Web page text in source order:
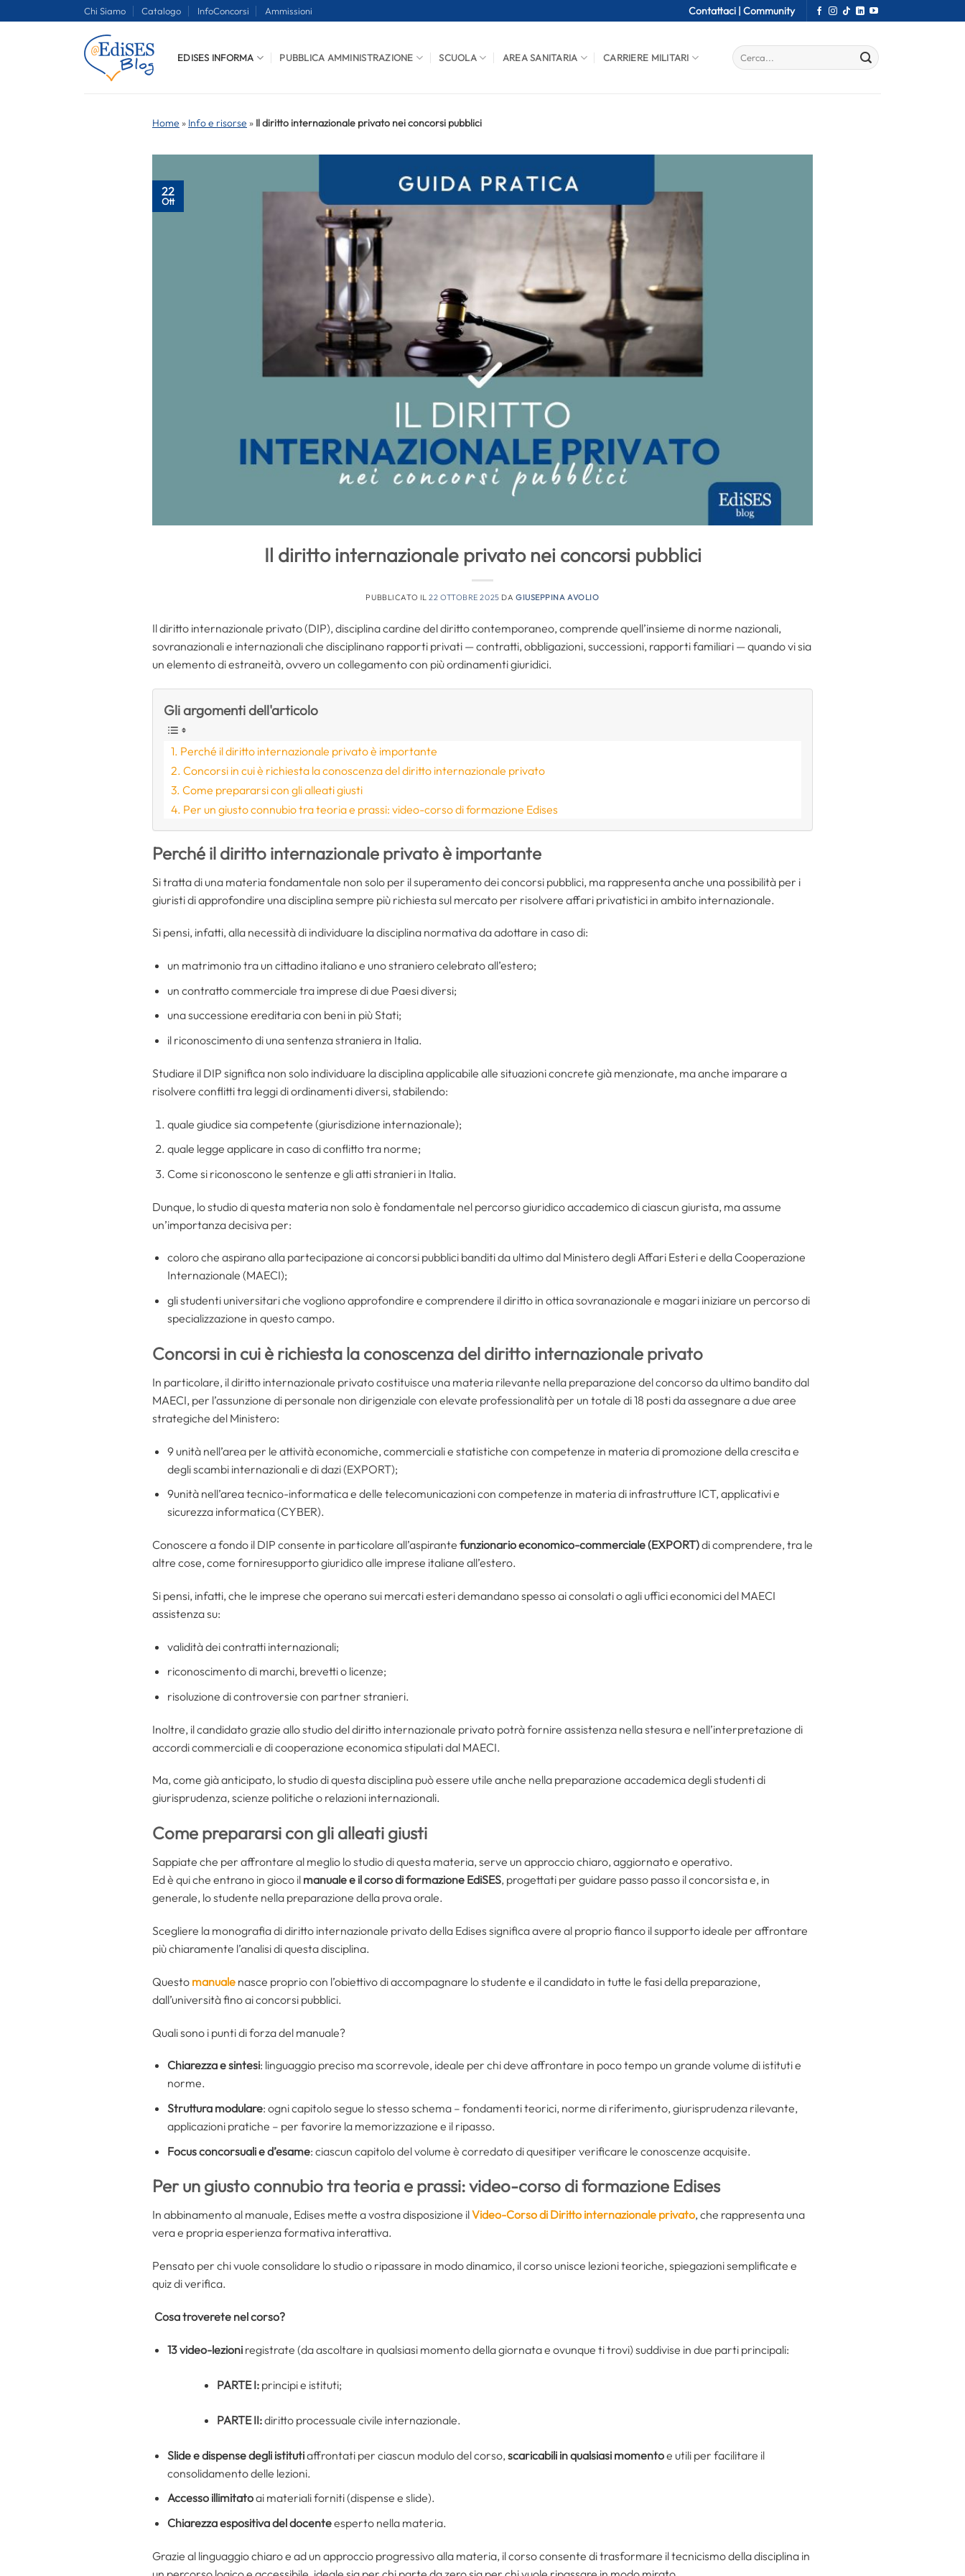
Chi Siamo Catalogo InfoConcorsi Ammissioni Contattaci | Community
EDISES INFORMA PUBBLICA AMMINISTRAZIONE SCUOLA AREA SANITARIA CARRIERE MILITARI
Home » Info e risorse » Il diritto internazionale privato nei concorsi pubblici
22
Ott
Il diritto internazionale privato nei concorsi pubblici
PUBBLICATO IL22 OTTOBRE 2025 DA GIUSEPPINA AVOLIO
Il diritto internazionale privato (DIP), disciplina cardine del diritto contemporaneo, comprende quell’insieme di norme nazionali,
sovranazionali e internazionali che disciplinano rapporti privati — contratti, obbligazioni, successioni, rapporti familiari — quando vi sia
un elemento di estraneità, ovvero un collegamento con più ordinamenti giuridici.
Gli argomenti dell'articolo
Perché il diritto internazionale privato è importante
Concorsi in cui è richiesta la conoscenza del diritto internazionale privato
Come prepararsi con gli alleati giusti
Per un giusto connubio tra teoria e prassi: video-corso di formazione Edises
Perché il diritto internazionale privato è importante
Si tratta di una materia fondamentale non solo per il superamento dei concorsi pubblici, ma rappresenta anche una possibilità per i
giuristi di approfondire una disciplina sempre più richiesta sul mercato per risolvere affari privatistici in ambito internazionale.
Si pensi, infatti, alla necessità di individuare la disciplina normativa da adottare in caso di:
un matrimonio tra un cittadino italiano e uno straniero celebrato all’estero;
un contratto commerciale tra imprese di due Paesi diversi;
una successione ereditaria con beni in più Stati;
il riconoscimento di una sentenza straniera in Italia.
Studiare il DIP significa non solo individuare la disciplina applicabile alle situazioni concrete già menzionate, ma anche imparare a
risolvere conflitti tra leggi di ordinamenti diversi, stabilendo:
quale giudice sia competente (giurisdizione internazionale);
quale legge applicare in caso di conflitto tra norme;
Come si riconoscono le sentenze e gli atti stranieri in Italia.
Dunque, lo studio di questa materia non solo è fondamentale nel percorso giuridico accademico di ciascun giurista, ma assume
un’importanza decisiva per:
coloro che aspirano alla partecipazione ai concorsi pubblici banditi da ultimo dal Ministero degli Affari Esteri e della Cooperazione
Internazionale (MAECI);
gli studenti universitari che vogliono approfondire e comprendere il diritto in ottica sovranazionale e magari iniziare un percorso di
specializzazione in questo campo.
Concorsi in cui è richiesta la conoscenza del diritto internazionale privato
In particolare, il diritto internazionale privato costituisce una materia rilevante nella preparazione del concorso da ultimo bandito dal
MAECI, per l’assunzione di personale non dirigenziale con elevate professionalità per un totale di 18 posti da assegnare a due aree
strategiche del Ministero:
9 unità nell’area per le attività economiche, commerciali e statistiche con competenze in materia di promozione della crescita e
degli scambi internazionali e di dazi (EXPORT);
9unità nell’area tecnico-informatica e delle telecomunicazioni con competenze in materia di infrastrutture ICT, applicativi e
sicurezza informatica (CYBER).
Conoscere a fondo il DIP consente in particolare all’aspirante funzionario economico-commerciale (EXPORT)di comprendere, tra le
altre cose, come forniresupporto giuridico alle imprese italiane all’estero.
Si pensi, infatti, che le imprese che operano sui mercati esteri demandano spesso ai consolati o agli uffici economici del MAECI
assistenza su:
validità dei contratti internazionali;
riconoscimento di marchi, brevetti o licenze;
risoluzione di controversie con partner stranieri.
Inoltre, il candidato grazie allo studio del diritto internazionale privato potrà fornire assistenza nella stesura e nell’interpretazione di
accordi commerciali e di cooperazione economica stipulati dal MAECI.
Ma, come già anticipato, lo studio di questa disciplina può essere utile anche nella preparazione accademica degli studenti di
giurisprudenza, scienze politiche o relazioni internazionali.
Come prepararsi con gli alleati giusti
Sappiate che per affrontare al meglio lo studio di questa materia, serve un approccio chiaro, aggiornato e operativo.
Ed è qui che entrano in gioco il manuale e il corso di formazione EdiSES, progettati per guidare passo passo il concorsista e, in
generale, lo studente nella preparazione della prova orale.
Scegliere la monografia di diritto internazionale privato della Edises significa avere al proprio fianco il supporto ideale per affrontare
più chiaramente l’analisi di questa disciplina.
Questo manuale nasce proprio con l’obiettivo di accompagnare lo studente e il candidato in tutte le fasi della preparazione,
dall’università fino ai concorsi pubblici.
Quali sono i punti di forza del manuale?
Chiarezza e sintesi: linguaggio preciso ma scorrevole, ideale per chi deve affrontare in poco tempo un grande volume di istituti e
norme.
Struttura modulare: ogni capitolo segue lo stesso schema – fondamenti teorici, norme di riferimento, giurisprudenza rilevante,
applicazioni pratiche – per favorire la memorizzazione e il ripasso.
Focus concorsuali e d’esame: ciascun capitolo del volume è corredato di quesitiper verificare le conoscenze acquisite.
Per un giusto connubio tra teoria e prassi: video-corso di formazione Edises
In abbinamento al manuale, Edises mette a vostra disposizione ilVideo-Corso di Diritto internazionale privato, che rappresenta una
vera e propria esperienza formativa interattiva.
Pensato per chi vuole consolidare lo studio o ripassare in modo dinamico, il corso unisce lezioni teoriche, spiegazioni semplificate e
quiz di verifica.
Cosa troverete nel corso?
13 video-lezioniregistrate (da ascoltare in qualsiasi momento della giornata e ovunque ti trovi) suddivise in due parti principali:
PARTE I: principi e istituti;
PARTE II:diritto processuale civile internazionale.
Slide e dispense degli istitutiaffrontati per ciascun modulo del corso, scaricabili in qualsiasi momentoe utili per facilitare il
consolidamento delle lezioni.
Accesso illimitatoai materiali forniti (dispense e slide).
Chiarezza espositiva del docenteesperto nella materia.
Grazie al linguaggio chiaro e ad un approccio progressivo alla materia, il corso consente di trasformare il tecnicismo della disciplina in